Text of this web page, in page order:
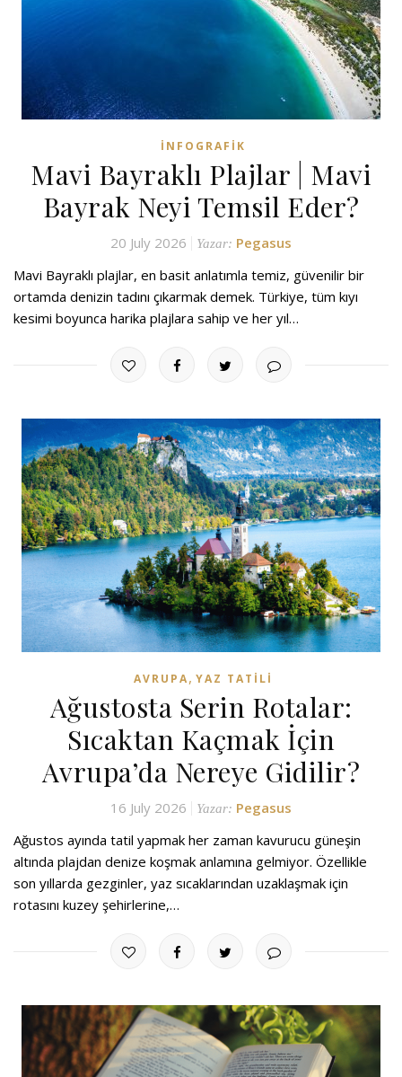
İNFOGRAFIK
Mavi Bayraklı Plajlar | Mavi
Bayrak Neyi Temsil Eder?
20 July 2026 Yazar: Pegasus
Mavi Bayraklı plajlar, en basit anlatımla temiz, güvenilir bir
ortamda denizin tadını çıkarmak demek. Türkiye, tüm kıyı
kesimi boyunca harika plajlara sahip ve her yıl…
AVRUPA, YAZ TATILI
Ağustosta Serin Rotalar:
Sıcaktan Kaçmak İçin
Avrupa’da Nereye Gidilir?
16 July 2026 Yazar: Pegasus
Ağustos ayında tatil yapmak her zaman kavurucu güneşin
altında plajdan denize koşmak anlamına gelmiyor. Özellikle
son yıllarda gezginler, yaz sıcaklarından uzaklaşmak için
rotasını kuzey şehirlerine,…